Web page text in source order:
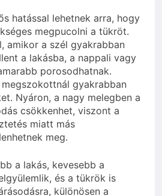
hatással lehetnek arra, hogy
megpucolni a tükröt.
amikor a szél gyakrabban
a lakásba, a nappali vagy
porosodhatnak.
gyakrabban
Nyáron, a nagy melegben a
csökkenhet, viszont a
miatt más
meg.
a lakás, kevesebb a
és a tükrök is
különösen a